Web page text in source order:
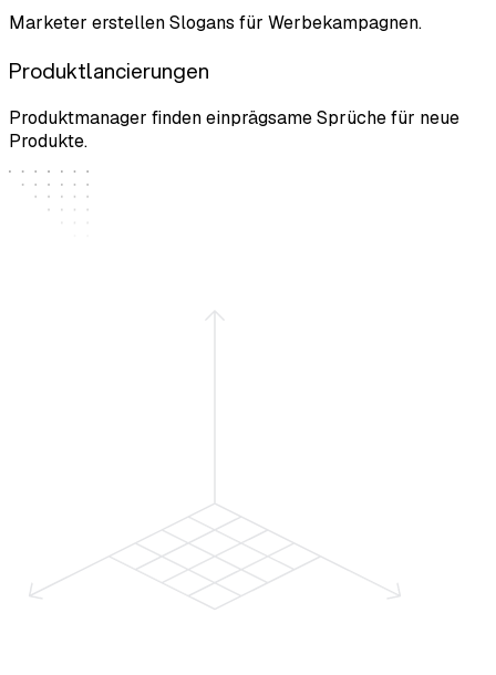
Marketer erstellen Slogans für Werbekampagnen.
Produktlancierungen
Produktmanager finden einprägsame Sprüche für neue
Produkte.